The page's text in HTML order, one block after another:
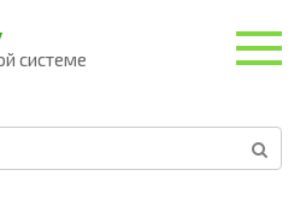
системе